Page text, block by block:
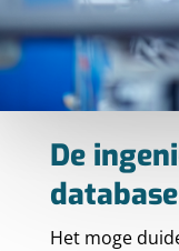
De
database
Het moge